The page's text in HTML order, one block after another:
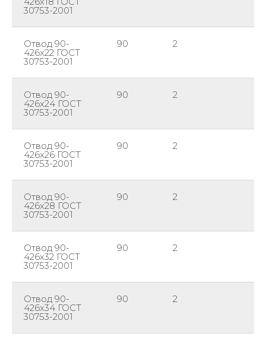
30753-2001
Отвод 90-
426х22 ГОСТ
30753-2001
90 2
Отвод 90-
426х24 ГОСТ
30753-2001
90 2
Отвод 90-
426х26 ГОСТ
30753-2001
90 2
Отвод 90-
426х28 ГОСТ
30753-2001
90 2
Отвод 90-
426х32 ГОСТ
30753-2001
90 2
Отвод 90-
426х34 ГОСТ
30753-2001
90 2